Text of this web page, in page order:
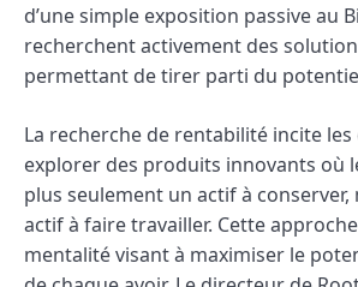
d’une simple exposition passive au
recherchent activement des
permettant de tirer parti du
La recherche de rentabilité incite
explorer des produits innovants où
plus seulement un actif à conserver,
actif à faire travailler. Cette
mentalité visant à maximiser le